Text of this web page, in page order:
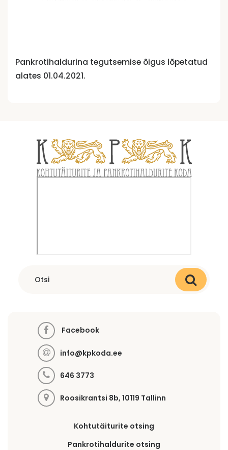
Pankrotihaldurina tegutsemise õigus lõpetatud
alates 01.04.2021.
Facebook
info@kpkoda.ee
646 3773
Roosikrantsi 8b, 10119 Tallinn
Kohtutäiturite otsing
Pankrotihaldurite otsing